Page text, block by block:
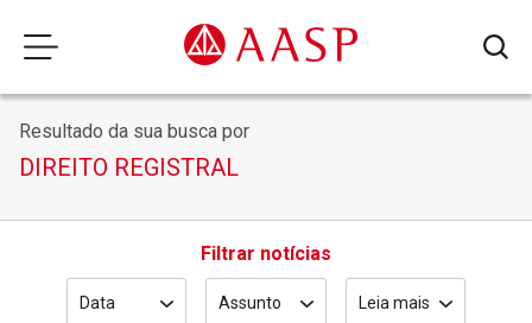
Resultado da sua busca por
DIREITO REGISTRAL
Filtrar notícias
Data Assunto Leia mais